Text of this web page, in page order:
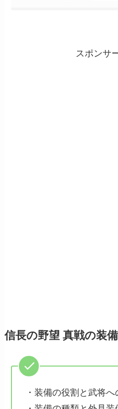
スポンサ
信長の野望 真戦の装
・装備の役割と武将へ